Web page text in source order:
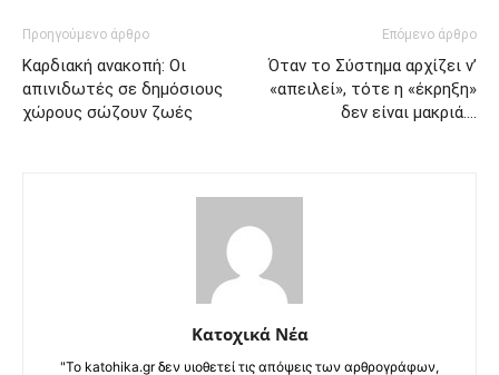
Προηγούμενο άρθρο
Καρδιακή ανακοπή: Οι
απινιδωτές σε δημόσιους
χώρους σώζουν ζωές
Επόμενο άρθρο
Όταν το Σύστημα αρχίζει ν’
«απειλεί», τότε η «έκρηξη»
δεν είναι μακριά….
Κατοχικά Νέα
"Το katohika.gr δεν υιοθετεί τις απόψεις των αρθρογράφων,